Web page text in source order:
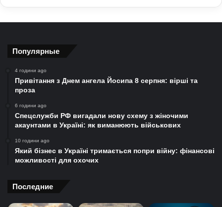
Популярные
4 години ago
Привітання з Днем ангела Йосипа 8 серпня: вірші та
проза
6 години ago
Спецслужби РФ вигадали нову схему з жіночими
акаунтами в Україні: як виманюють військових
10 години ago
Який бізнес в Україні тримається попри війну: фінансові
можливості для охочих
Последние